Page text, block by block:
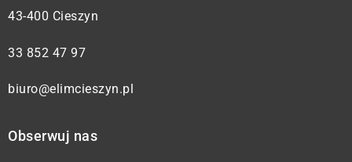
43-400 Cieszyn
33 852 47 97
biuro@elimcieszyn.pl
Obserwuj nas